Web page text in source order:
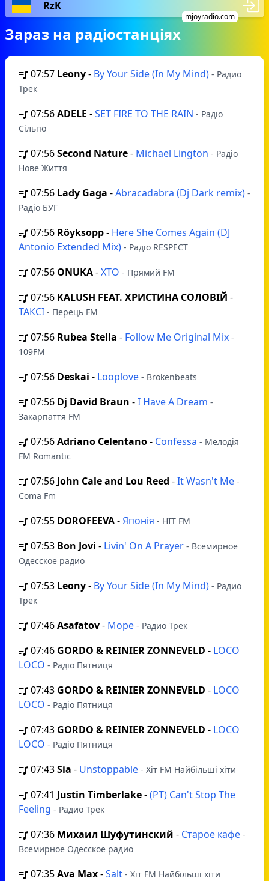
RzK
mjoyradio.com
Зараз на радіостанціях
07:57 Leony- By Your Side (In My Mind) - Радио
Трек
07:56ADELE -SET FIRE TO THE RAIN - Радіо
Сільпо
07:56Second Nature- Michael Lington - Радіо
Нове Життя
07:56 Lady Gaga -Abracadabra (Dj Dark remix) -
Радіо БУГ
07:56 Röyksopp- Here She Comes Again (DJ
Antonio Extended Mix) - Радіо RESPECT
07:56 ONUKA-XTO - Прямий FM
07:56 KALUSH FEAT. ХРИСТИНА СОЛОВІЙ -
ТАКСІ - Перець FM
07:56 Rubea Stella - Follow Me Original Mix -
109FM
07:56 Deskai - Looplove - Brokenbeats
07:56 Dj David Braun -I Have A Dream -
Закарпаття FM
07:56Adriano Celentano- Confessa - Мелодія
FM Romantic
07:56 John Cale and Lou Reed -It Wasn't Me -
Coma Fm
07:55 DOROFEEVA-Японія - HIT FM
07:53 Bon Jovi - Livin' On A Prayer - Всемирное
Одесское радио
07:53 Leony- By Your Side (In My Mind) - Радио
Трек
07:46Asafatov- Море - Радио Трек
07:46 GORDO & REINIER ZONNEVELD - LOCO
LOCO - Радіо Пятниця
07:43 GORDO & REINIER ZONNEVELD - LOCO
LOCO - Радіо Пятниця
07:43 GORDO & REINIER ZONNEVELD - LOCO
LOCO - Радіо Пятниця
07:43Sia - Unstoppable - Хіт FM Найбільші хіти
07:41 Justin Timberlake-(РТ) Can't Stop The
Feeling - Радио Трек
07:36 Михаил Шуфутинский - Старое кафе -
Всемирное Одесское радио
07:35Ava Max-Salt - Хіт FM Найбільші хіти